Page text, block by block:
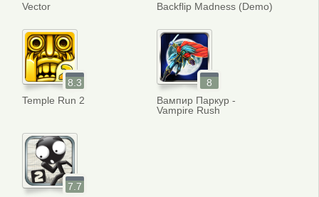
Vector
Backflip Madness (Demo)
8.3
Temple Run 2
8
Вампир Паркур -
Vampire Rush
7.7